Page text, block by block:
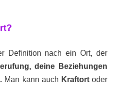
Definition nach ein Ort, der
deine Beziehungen
Man kann auch Kraftortoder